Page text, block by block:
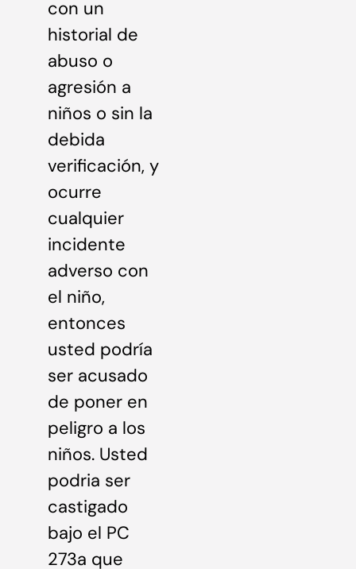
con un
historial de
abuso o
agresión a
niños o sin la
debida
verificación, y
ocurre
cualquier
incidente
adverso con
el niño,
entonces
usted podría
ser acusado
de poner en
peligro a los
niños. Usted
podria ser
castigado
bajo el PC
273a que